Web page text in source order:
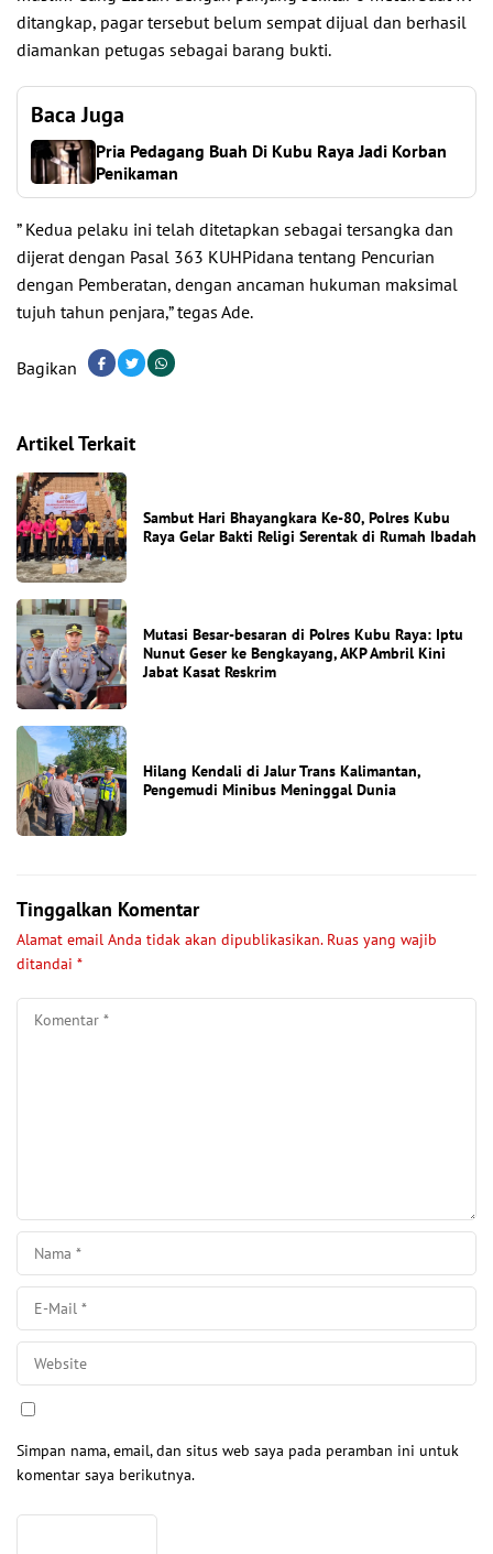
ditangkap, pagar tersebut belum sempat dijual dan berhasil
diamankan petugas sebagai barang bukti.
Baca Juga
Pria Pedagang Buah Di Kubu Raya Jadi Korban
Penikaman
” Kedua pelaku ini telah ditetapkan sebagai tersangka dan
dijerat dengan Pasal 363 KUHPidana tentang Pencurian
dengan Pemberatan, dengan ancaman hukuman maksimal
tujuh tahun penjara,” tegas Ade.
Bagikan
Artikel Terkait
Sambut Hari Bhayangkara Ke-80, Polres Kubu
Raya Gelar Bakti Religi Serentak di Rumah Ibadah
Mutasi Besar-besaran di Polres Kubu Raya: Iptu
Nunut Geser ke Bengkayang, AKP Ambril Kini
Jabat Kasat Reskrim
Hilang Kendali di Jalur Trans Kalimantan,
Pengemudi Minibus Meninggal Dunia
Tinggalkan Komentar
Alamat email Anda tidak akan dipublikasikan. Ruas yang wajib
ditandai *
Simpan nama, email, dan situs web saya pada peramban ini untuk
komentar saya berikutnya.